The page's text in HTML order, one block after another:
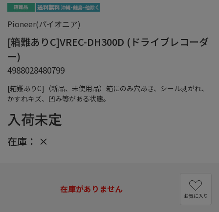
[箱難ありC]（新品、未使用品）箱にのみ穴あき、シール剥がれ、
かすれキズ、凹み等がある状態。
Pioneer(パイオニア)
[箱難ありC]VREC-DH300D (ドライブレコーダ
ー)
4988028480799
入荷未定
在庫： ×
在庫がありません
お気に入り